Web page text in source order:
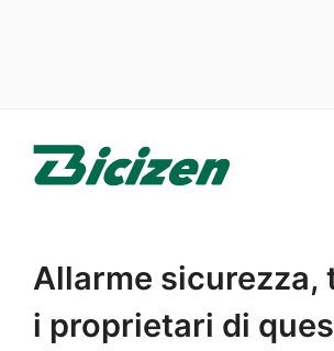
Allarme sicurezza,
i proprietari di